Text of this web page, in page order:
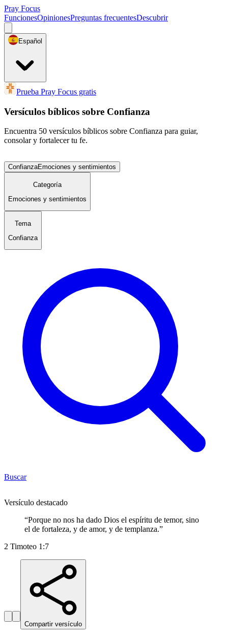
Pray Focus
FuncionesOpinionesPreguntas frecuentesDescubrir
Español
Prueba Pray Focus gratis
Versículos bíblicos sobre Confianza
Encuentra 50 versículos bíblicos sobre Confianza para guiar,
consolar y fortalecer tu fe.
ConfianzaEmociones y sentimientos
Categoría
Emociones y sentimientos
Tema
Confianza
Buscar
Versículo destacado
“Porque no nos ha dado Dios el espíritu de temor, sino
el de fortaleza, y de amor, y de templanza.”
2 Timoteo 1:7
Compartir versículo